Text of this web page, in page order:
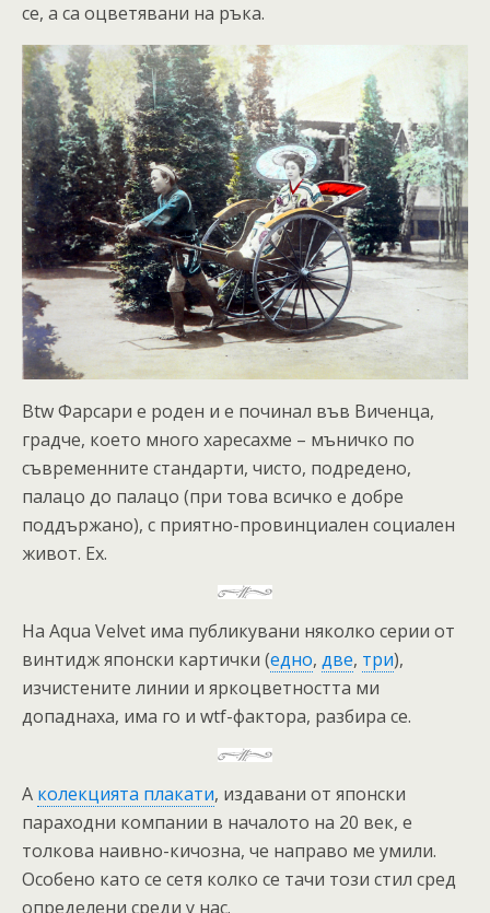
се, а са оцветявани на ръка.
Btw Фарсари е роден и е починал във Виченца,
градче, което много харесахме – мъничко по
съвременните стандарти, чисто, подредено,
палацо до палацо (при това всичко е добре
поддържано), с приятно-провинциален социален
живот. Ех.
На Aqua Velvet има публикувани няколко серии от
винтидж японски картички (едно, две, три),
изчистените линии и яркоцветността ми
допаднаха, има го и wtf-фактора, разбира се.
А колекцията плакати, издавани от японски
параходни компании в началото на 20 век, е
толкова наивно-кичозна, че направо ме умили.
Особено като се сетя колко се тачи този стил сред
определени среди у нас.